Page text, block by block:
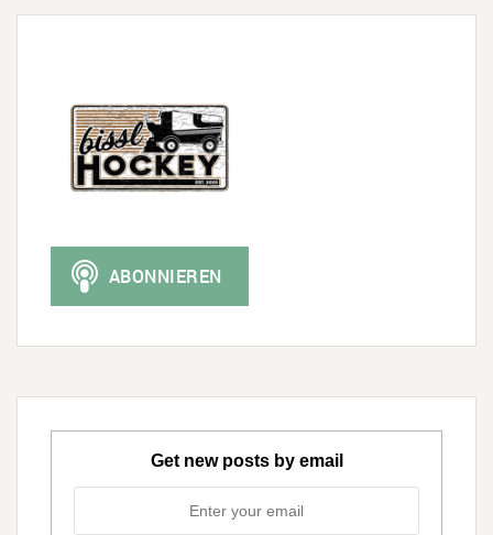
Get new posts by email